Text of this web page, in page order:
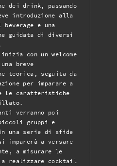
dei drink, passando
introduzione alla
e una
guidata di diversi
con un welcome
breve
teorica, seguita da
per imparare a
le caratteristiche
verranno poi
gruppi e
una serie di sfide
imparerà a versare
a misurare le
realizzare cocktail